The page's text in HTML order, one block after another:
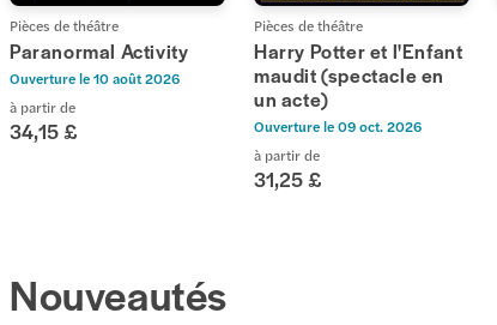
Pièces de théâtre
Paranormal Activity
Ouverture le10 août 2026
à partir de
34,15 £
Pièces de théâtre
Harry Potter et l'Enfant
maudit (spectacle en
un acte)
Ouverture le09 oct. 2026
à partir de
31,25 £
Nouveautés